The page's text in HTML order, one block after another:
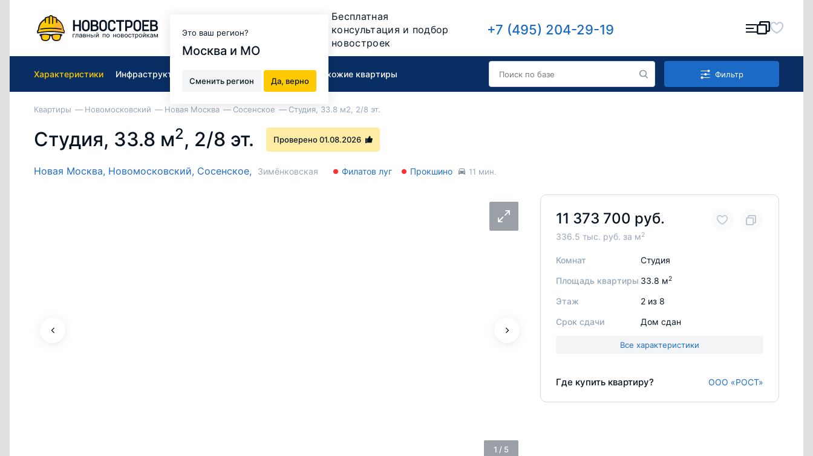
Это ваш регион?
Москва и МО
Сменить регион Да, верно
Бесплатная
консультация и подбор
новостроек
+7 (495) 204-29-19
Характеристики Инфраструктура ЖК Подобрать квартиру Похожие квартиры Фильтр
Квартиры Новомосковский Новая Москва Сосенское Студия, 33.8 м2, 2/8 эт.
Студия, 33.8 м2, 2/8 эт. Проверено 01.08.2026
Новая Москва, Новомосковский, Сосенское, Зимёнковская Филатов луг Прокшино 11 мин.
1 / 5
11 373 700 руб.
336.5 тыс. руб. за м2
Комнат
Студия
Площадь квартиры 33.8 м2
Этаж
2 из 8
Срок сдачи
Дом сдан
Все характеристики
Где купить квартиру? ООО «РОСТ»